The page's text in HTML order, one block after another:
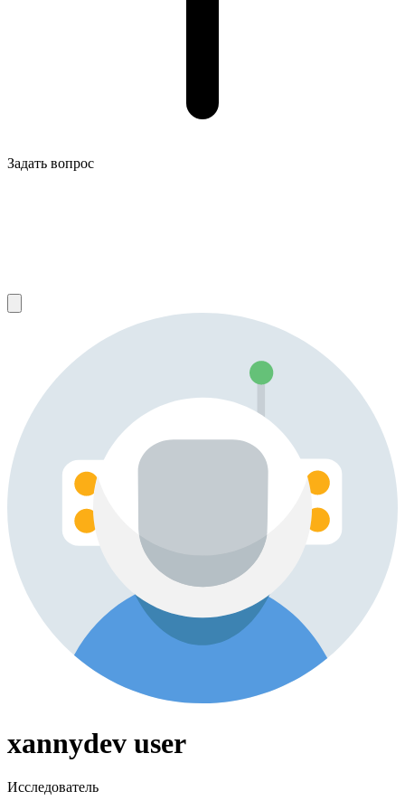
Задать вопрос
xannydev user
Исследователь